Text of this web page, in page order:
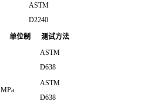
ASTM
D2240
单位制 测试方法
ASTM
D638
MPa
ASTM
D638